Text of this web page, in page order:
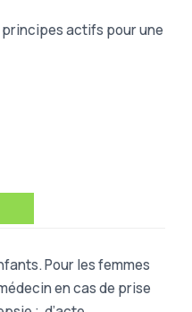
principes actifs pour une
Pour les femmes
en cas de prise